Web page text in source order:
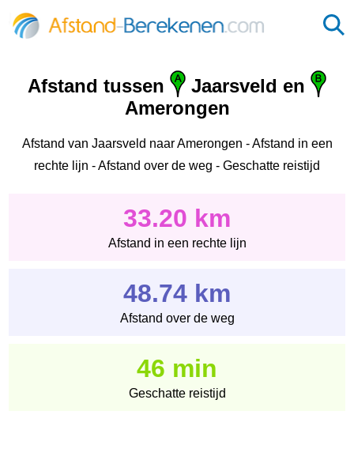
Afstand tussen
Jaarsveld en
Amerongen
Afstand van Jaarsveld naar Amerongen - Afstand in een
rechte lijn - Afstand over de weg - Geschatte reistijd
33.20 km
Afstand in een rechte lijn
48.74 km
Afstand over de weg
46 min
Geschatte reistijd